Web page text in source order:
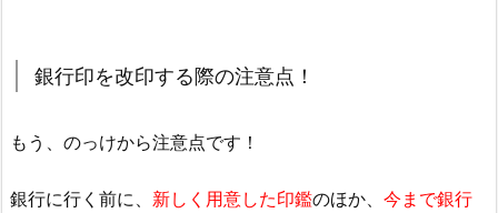
銀行印を改印する際の注意点！
もう、のっけから注意点です！
銀行に行く前に、 新しく用意した印鑑のほか、 今まで銀行